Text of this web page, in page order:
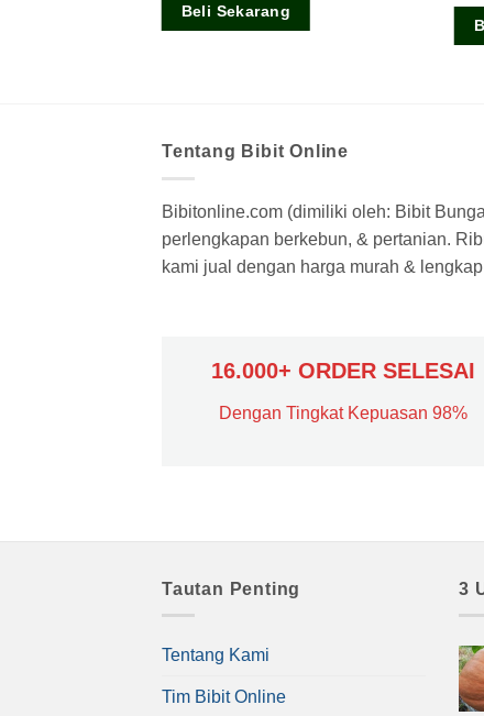
Beli Sekarang
Tentang Bibit Online
Bibitonline.com (dimiliki oleh: Bibit
perlengkapan berkebun, & pertanian.
kami jual dengan harga murah &
16.000+ ORDER SELESAI
Dengan Tingkat Kepuasan 98%
Tautan Penting
Tentang Kami
Tim Bibit Online
3